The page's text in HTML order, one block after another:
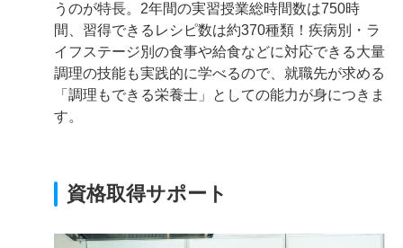
うのが特長。2年間の実習授業総時間数は750時
間、習得できるレシピ数は約370種類！疾病別・ラ
イフステージ別の食事や給食などに対応できる大量
調理の技能も実践的に学べるので、就職先が求める
「調理もできる栄養士」としての能力が身につきま
す。
資格取得サポート